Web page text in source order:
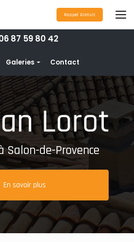
87 59 80 42
Galeries
Couverture
Nettoyage toiture
Ravalement de façade
Étanchéité toiture
Maçonnerie
Pose de gouttières
Contact
Rappel Gratuit
Salon-de-Provence
En savoir plus